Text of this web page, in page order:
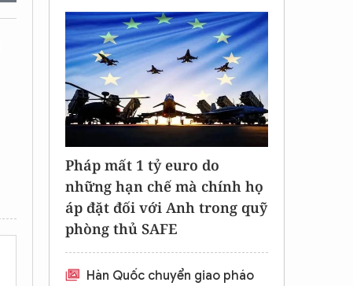
Pháp mất 1 tỷ euro do
những hạn chế mà chính họ
áp đặt đối với Anh trong quỹ
phòng thủ SAFE
Hàn Quốc chuyển giao pháo